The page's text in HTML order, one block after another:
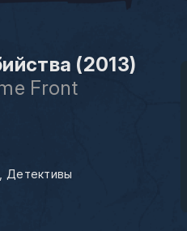
(2013)
Front
Детективы